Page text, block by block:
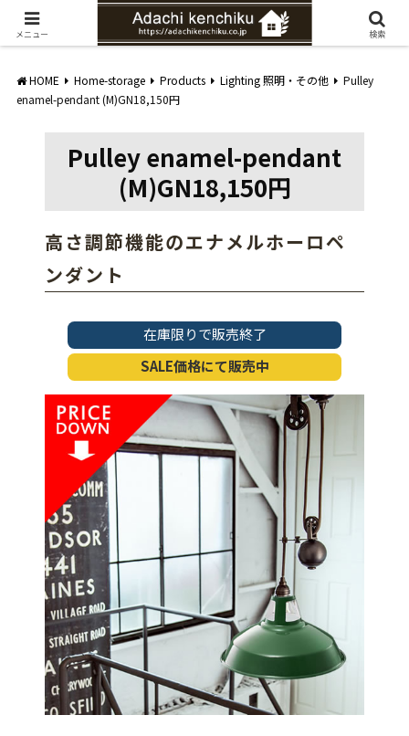
愛知県みよし市の工務店。自然素材を使ったナチュラルな家づくりをご提案
HOME Home-storage Products Lighting 照明・その他
Pulley
enamel-pendant (M)GN18,150円
Pulley enamel-pendant
(M)GN18,150円
高さ調節機能のエナメルホーロペ
ンダント
在庫限りで販売終了
SALE価格にて販売中
メニュー 検索